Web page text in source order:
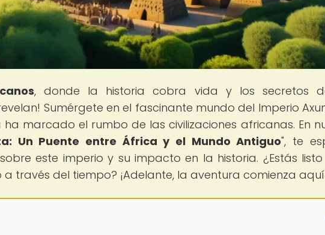
, donde la historia cobra vida y los secretos
Sumérgete en el fascinante mundo del Imperio
marcado el rumbo de las civilizaciones africanas. En
Un Puente entre África y el Mundo Antiguo", te
este imperio y su impacto en la historia. ¿Estás
través del tiempo? ¡Adelante, la aventura comienza